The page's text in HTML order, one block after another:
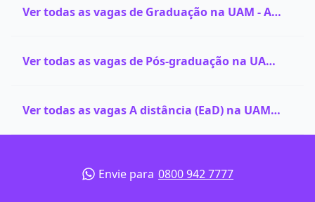
Vocacionalda Quero Bolsa. É rápido, gratuito e pode
te ajudar nessa importante escolha profissional.
Ver todas as vagas de Graduação na UAM - Anhembi Morumbi
Ver todas as vagas de Pós-graduação na UAM - Anhembi Morumbi
Ver todas as vagas A distância (EaD) na UAM - Anhembi Morumbi
Envie para 0800 942 7777